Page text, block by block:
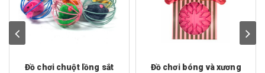
Đồ chơi chuột lồng sắt
Đồ chơi bóng và xương